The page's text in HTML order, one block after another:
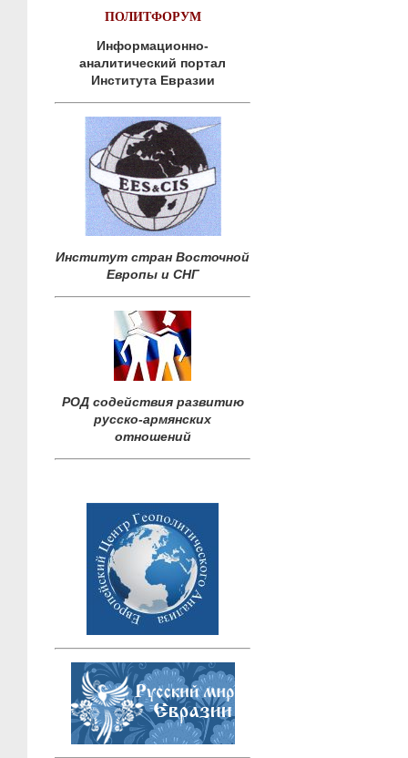
ПОЛИТФОРУМ
Информационно-
аналитический портал
Института Евразии
Институт стран Восточной
Европы и СНГ
РОД содействия развитию
русско-армянских
отношений